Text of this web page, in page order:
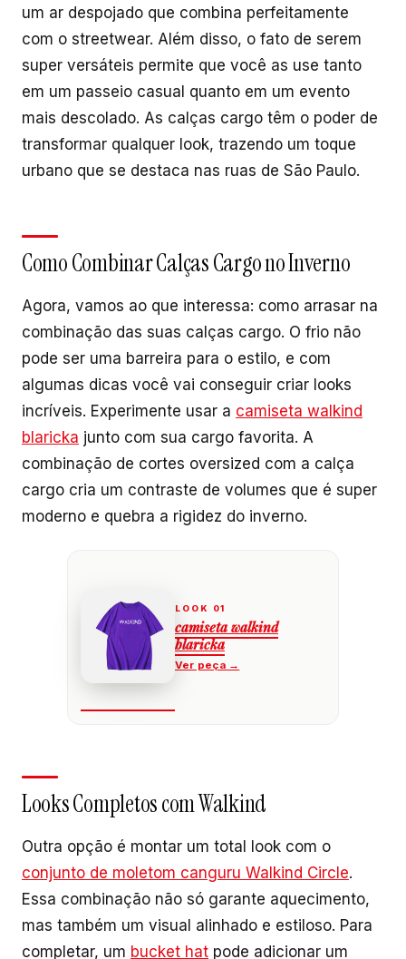
um ar despojado que combina perfeitamente
com o streetwear. Além disso, o fato de serem
super versáteis permite que você as use tanto
em um passeio casual quanto em um evento
mais descolado. As calças cargo têm o poder de
transformar qualquer look, trazendo um toque
urbano que se destaca nas ruas de São Paulo.
Como Combinar Calças Cargo no Inverno
Agora, vamos ao que interessa: como arrasar na
combinação das suas calças cargo. O frio não
pode ser uma barreira para o estilo, e com
algumas dicas você vai conseguir criar looks
incríveis. Experimente usar a camiseta walkind
blaricka junto com sua cargo favorita. A
combinação de cortes oversized com a calça
cargo cria um contraste de volumes que é super
moderno e quebra a rigidez do inverno.
camiseta walkind
blaricka
Looks Completos com Walkind
Outra opção é montar um total look com o
conjunto de moletom canguru Walkind Circle.
Essa combinação não só garante aquecimento,
mas também um visual alinhado e estiloso. Para
completar, um bucket hat pode adicionar um